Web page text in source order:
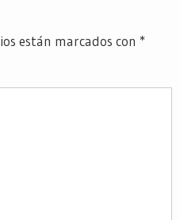
están marcados con *